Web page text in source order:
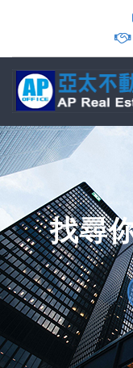
找尋